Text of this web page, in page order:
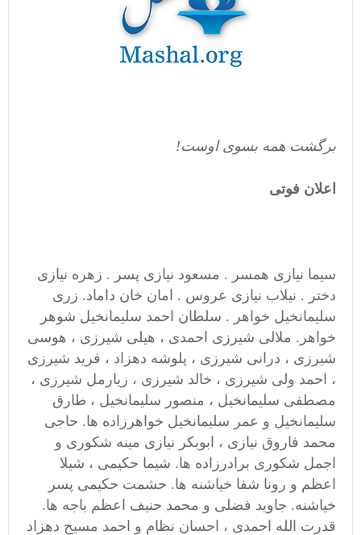
برگشت همه بسوی اوست!
اعلان فوتی
سیما نیازی همسر . مسعود نیازی پسر . زهره نیازی
دختر . نیلاب نیازی عروس . امان خان داماد. زری
سلیمانخیل خواهر . سلطان احمد سلیمانخیل شوهر
خواهر. ملالی شیرزی احمدی ، هیلی شیرزی ، هوسی
شیرزی ، درانی شیرزی ، پلوشه دهزاد ، فرید شیرزی
، احمد ولی شیرزی ، خالد شیرزی ، زیارمل شیرزی ،
مصطفی سلیمانخیل ، منصور سلیمانخیل ، طارق
سلیمانخیل و عمر سلیمانخیل خواهرزاده ها. حاجی
محمد فاروق نیازی ، ابوبکر نیازی مینه شکوری و
اجمل شکوری برادرزاده ها. شیما حکیمی ، شیلا
اعظم و رونا شفا خیاشنه ها. حشمت حکیمی پسر
خیاشنه. جاوید فضلی و محمد حنیف اعظم باجه ها.
قدرت الله احمدی ، احسان نظام و احمد مسیح دهزاد